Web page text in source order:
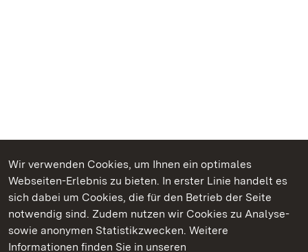
Wir verwenden Cookies, um Ihnen ein optimales
Webseiten-Erlebnis zu bieten. In erster Linie handelt es
sich dabei um Cookies, die für den Betrieb der Seite
notwendig sind. Zudem nutzen wir Cookies zu Analyse-
sowie anonymen Statistikzwecken. Weitere
Informationen finden Sie in unseren
Kommen. Staunen. Genießen.